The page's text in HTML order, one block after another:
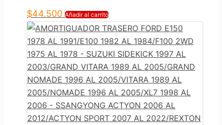
$44.500 Añadir al carrito